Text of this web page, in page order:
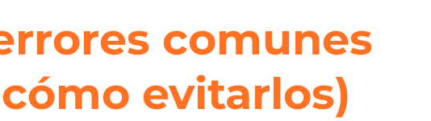
comunes
evitarlos)